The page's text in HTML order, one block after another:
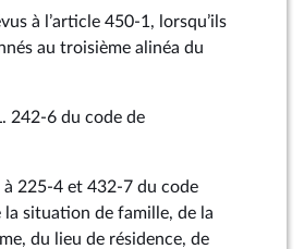
à l’article 450‑1, lorsqu’ils
au troisième alinéa du
242‑6 du code de
225‑4 et 432‑7 du code
la situation de famille, de la
du lieu de résidence, de